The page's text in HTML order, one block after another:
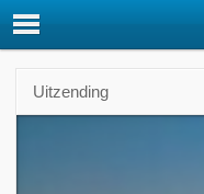
Uitzending